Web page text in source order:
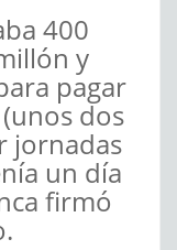
400
y
pagar
dos
jornadas
un día
firmó